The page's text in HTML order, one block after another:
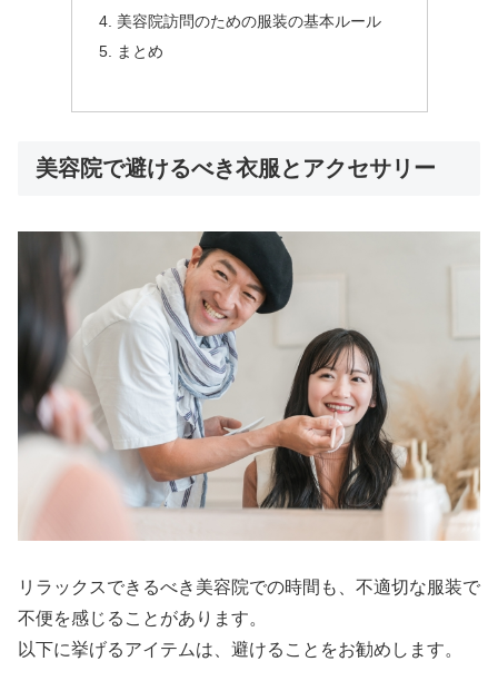
美容院訪問のための服装の基本ルール
まとめ
美容院で避けるべき衣服とアクセサリー
リラックスできるべき美容院での時間も、不適切な服装で
不便を感じることがあります。
以下に挙げるアイテムは、避けることをお勧めします。